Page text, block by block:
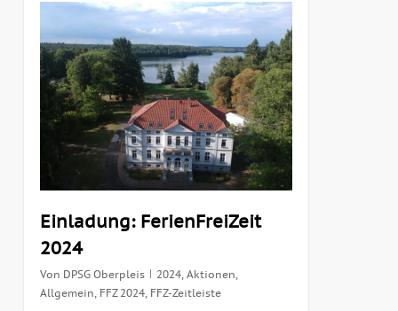
Einladung: FerienFreiZeit
2024
Von DPSG Oberpleis 2024, Aktionen
Allgemein FFZ 2024, FFZ-Zeitleiste
4